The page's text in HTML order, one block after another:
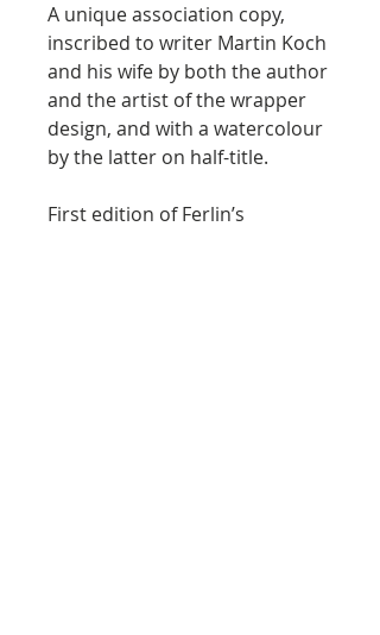
A unique association copy,
inscribed to writer Martin Koch
and his wife by both the author
and the artist of the wrapper
design, and with a watercolour
by the latter on half-title.
First edition of Ferlin’s